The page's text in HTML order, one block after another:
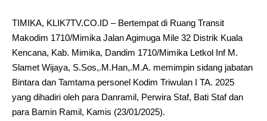
TIMIKA, KLIK7TV.CO.ID – Bertempat di Ruang Transit
Makodim 1710/Mimika Jalan Agimuga Mile 32 Distrik Kuala
Kencana, Kab. Mimika, Dandim 1710/Mimika Letkol Inf M.
Slamet Wijaya, S.Sos,.M.Han,.M.A. memimpin sidang jabatan
Bintara dan Tamtama personel Kodim Triwulan I TA. 2025
yang dihadiri oleh para Danramil, Perwira Staf, Bati Staf dan
para Bamin Ramil, Kamis (23/01/2025).